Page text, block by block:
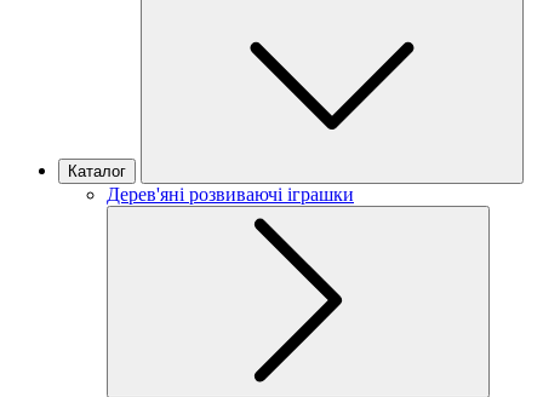
Каталог
Дерев'яні розвиваючі іграшки